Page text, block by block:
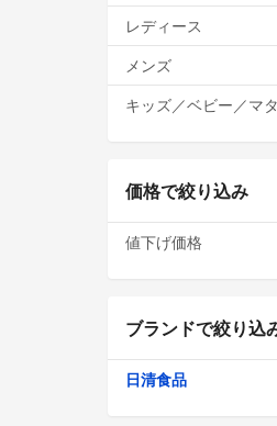
レディース
メンズ
キッズ／ベビー／マ
価格で絞り込み
値下げ価格
ブランドで絞り込
日清食品